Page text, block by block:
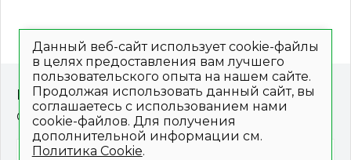
Подпишитесь на наши новости
Обещаем, что не будем отправлять спам!
Данный веб-сайт использует cookie-файлы
в целях предоставления вам лучшего
пользовательского опыта на нашем сайте.
Продолжая использовать данный сайт, вы
соглашаетесь с использованием нами
cookie-файлов. Для получения
дополнительной информации см.
Политика Cookie.